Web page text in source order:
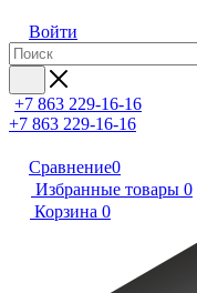
Войти
+7 863 229-16-16
+7 863 229-16-16
Сравнение0
Избранные товары 0
Корзина 0